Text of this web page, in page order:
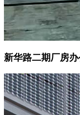
新华路二期厂房